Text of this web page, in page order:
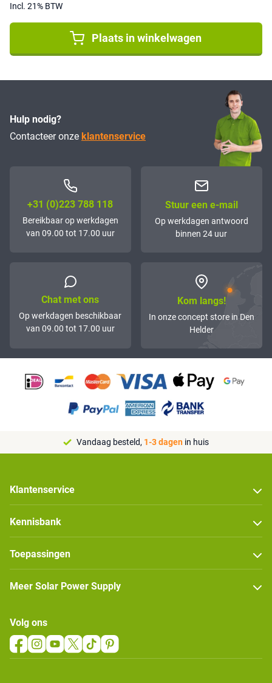
Incl. 21% BTW
Plaats in winkelwagen
Hulp nodig?
Contacteer onze klantenservice
+31 (0)223 788 118
Bereikbaar op werkdagen
van 09.00 tot 17.00 uur
Stuur een e-mail
Op werkdagen antwoord
binnen 24 uur
Chat met ons
Op werkdagen beschikbaar
van 09.00 tot 17.00 uur
Kom langs!
In onze concept store in Den
Helder
Vandaag besteld, 1-3 dagen in huis
Klantenservice
Kennisbank
Toepassingen
Meer Solar Power Supply
Volg ons